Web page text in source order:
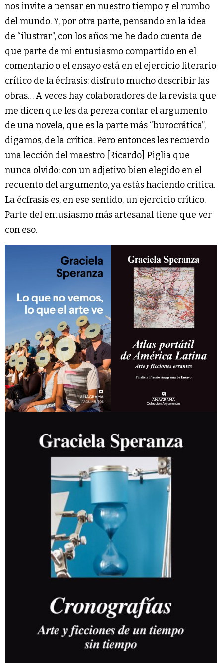
nos invite a pensar en nuestro tiempo y el rumbo
del mundo. Y, por otra parte, pensando en la idea
de “ilustrar”, con los años me he dado cuenta de
que parte de mi entusiasmo compartido en el
comentario o el ensayo está en el ejercicio literario
crítico de la écfrasis: disfruto mucho describir las
obras… A veces hay colaboradores de la revista que
me dicen que les da pereza contar el argumento
de una novela, que es la parte más “burocrática”,
digamos, de la crítica. Pero entonces les recuerdo
una lección del maestro [Ricardo] Piglia que
nunca olvido: con un adjetivo bien elegido en el
recuento del argumento, ya estás haciendo crítica.
La écfrasis es, en ese sentido, un ejercicio crítico.
Parte del entusiasmo más artesanal tiene que ver
con eso.